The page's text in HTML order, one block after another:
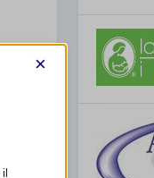
×
il